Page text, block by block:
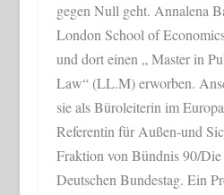
gegen Null geht. Annalena
London School of
und dort einen „ Master in
Law“ (LL.M) erworben.
sie als Büroleiterin im
Referentin für Außen-und
Fraktion von Bündnis 90/
Deutschen Bundestag. Ein